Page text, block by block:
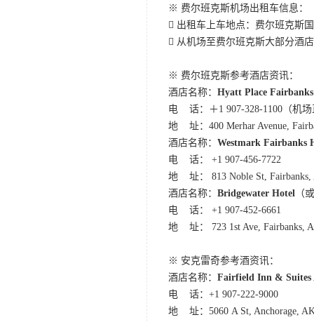
※ 费尔班克斯机场出租车信息：
 出租车上车地点：费尔班克斯
 从机场至费尔班克斯大部分酒
※ 费尔班克斯参考酒店资讯：
酒店名称： Hyatt Place Fairbanks
电 话：＋1 907-328-1100（机场
地 址：400 Merhar Avenue,
酒店名称： Westmark Fairbanks
电 话： +1 907-456-7722
地 址： 813 Noble St, Fairbanks,
酒店名称： Bridgewater Hotel （
电 话： +1 907-452-6661
地 址： 723 1st Ave, Fairbanks,
※ 安克雷奇参考酒资讯：
酒店名称： Fairfield Inn & Suites
电 话：+1 907-222-9000
地 址：5060 A St, Anchorage,